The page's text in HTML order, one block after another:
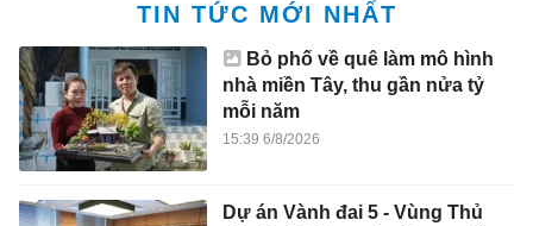
TIN TỨC MỚI NHẤT
Bỏ phố về quê làm mô hình
nhà miền Tây, thu gần nửa tỷ
mỗi năm
15:39 6/8/2026
Dự án Vành đai 5 - Vùng Thủ